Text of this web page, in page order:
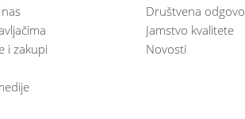
i zakupi
Društvena
Jamstvo kvalitete
Novosti